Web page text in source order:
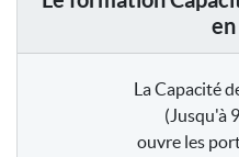
La Capacité
(Jusqu'à
ouvre les